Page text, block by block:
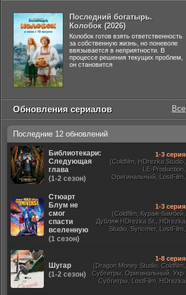
Последний богатырь.
Колобок (2026)
Колобок готов взять ответственность
за собственную жизнь, но поневоле
ввязывается в неприятности. В
процессе решения текущих проблем,
он становится
Обновления сериалов Все
Последние 12 обновлений
Библиотекари:
Следующая
глава
(1-2 сезон)
1-3 серия
(Coldfilm, HDrezka Studio,
LE-Production,
Оригинальный, LostFilm,
Стюарт
Блум не
смог
спасти
вселенную
(1 сезон)
1-3 серия
(Coldfilm, Кураж-бамбей,
Дубляж HDrezka St., HDrezka
Studio, Syncmer, LostFilm,
Шугар
(1-2 сезон)
1-8 серия
(Dragon Money Studio, Coldfilm,
Субтитры, Оригинальный, Укр.
Субтитры, LostFilm, HDrezka